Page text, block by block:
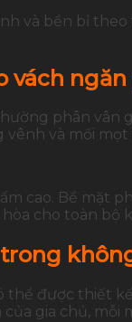
và bền bỉ
vách
phân vân
vênh và mối
cao. Bề mặt
cho toàn bộ
thể được thiết
của gia chủ,